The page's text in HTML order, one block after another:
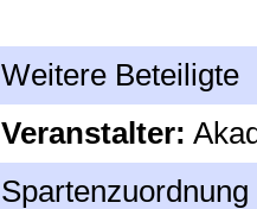
Weitere Beteiligte
Veranstalter:
Spartenzuordnung